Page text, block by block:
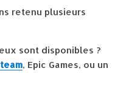
retenu plusieurs
sont disponibles ?
, Epic Games, ou un